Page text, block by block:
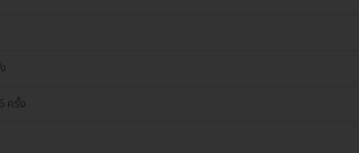
ครั้ง